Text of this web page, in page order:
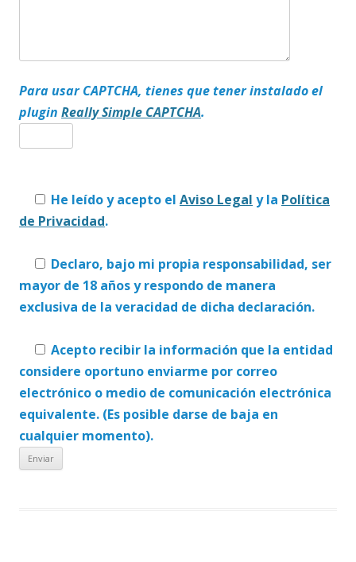
Para usar CAPTCHA, tienes que tener instalado el
plugin Really Simple CAPTCHA.
He leído y acepto el Aviso Legal y la Política
de Privacidad.
Declaro, bajo mi propia responsabilidad, ser
mayor de 18 años y respondo de manera
exclusiva de la veracidad de dicha declaración.
Acepto recibir la información que la entidad
considere oportuno enviarme por correo
electrónico o medio de comunicación electrónica
equivalente. (Es posible darse de baja en
cualquier momento).